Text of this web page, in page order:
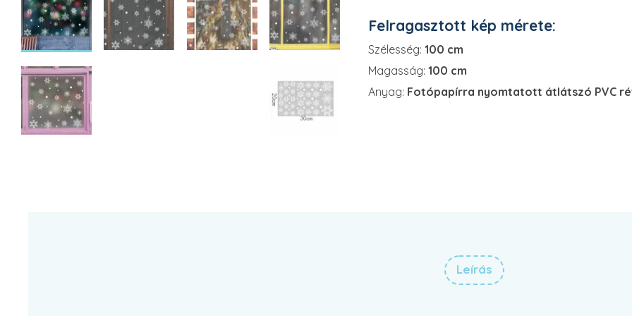
Felragasztott kép mérete:
Szélesség: 100 cm
Magasság: 100 cm
Anyag: Fotópapírra nyomtatott átlátszó PVC
Leírás